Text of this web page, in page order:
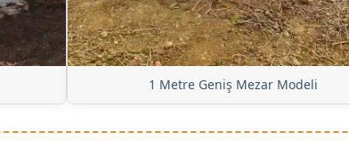
1 Metre Geniş Mezar Modeli